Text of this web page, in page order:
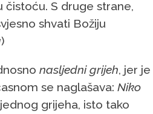
čistoću. S druge strane,
shvati Božiju
)
nasljedni grijeh, jer je
se naglašava: Niko
grijeha, isto tako